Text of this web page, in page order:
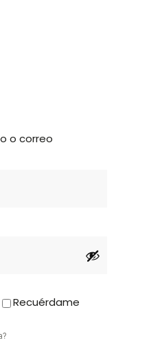
o correo
Recuérdame